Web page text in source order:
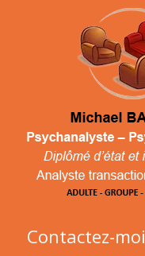
Contactez-moi